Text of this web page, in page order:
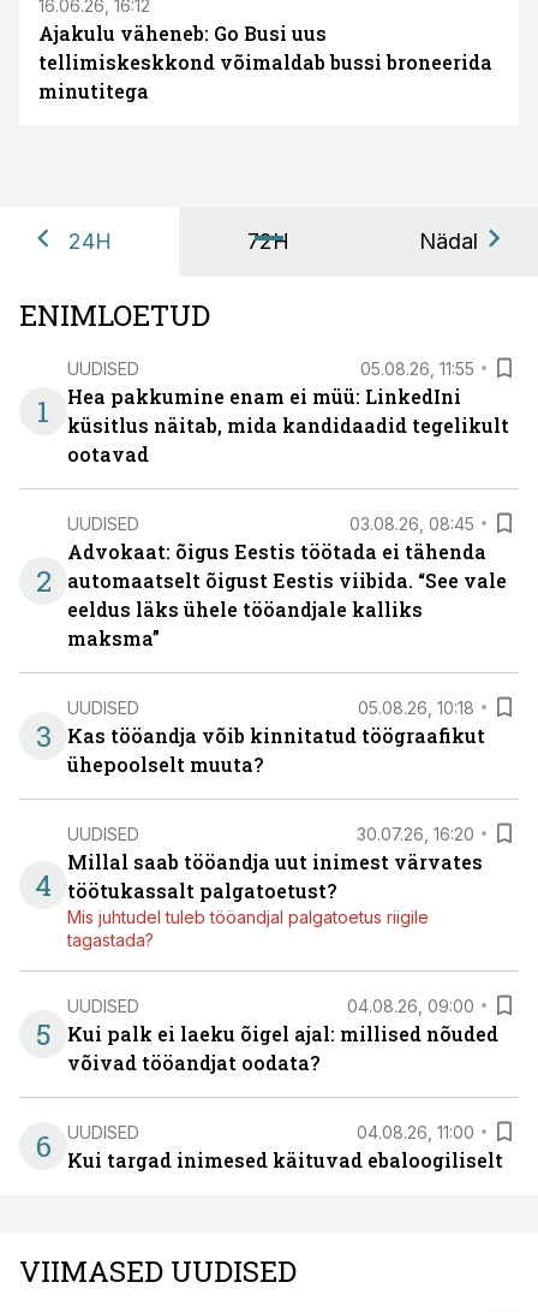
16.06.26, 16:12
Ajakulu väheneb: Go Busi uus
tellimiskeskkond võimaldab bussi broneerida
minutitega
24H 72H Nädal
ENIMLOETUD
1
UUDISED 05.08.26, 11:55
Hea pakkumine enam ei müü: LinkedIni
küsitlus näitab, mida kandidaadid tegelikult
ootavad
2
UUDISED 03.08.26, 08:45
Advokaat: õigus Eestis töötada ei tähenda
automaatselt õigust Eestis viibida. “See vale
eeldus läks ühele tööandjale kalliks
maksma”
3
UUDISED 05.08.26, 10:18
Kas tööandja võib kinnitatud töögraafikut
ühepoolselt muuta?
4
UUDISED 30.07.26, 16:20
Millal saab tööandja uut inimest värvates
töötukassalt palgatoetust?
Mis juhtudel tuleb tööandjal palgatoetus riigile
tagastada?
5
UUDISED 04.08.26, 09:00
Kui palk ei laeku õigel ajal: millised nõuded
võivad tööandjat oodata?
6 UUDISED 04.08.26, 11:00
Kui targad inimesed käituvad ebaloogiliselt
VIIMASED UUDISED